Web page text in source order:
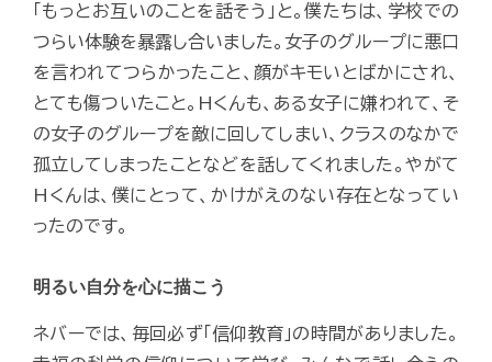
「もっとお互いのことを話そう」と。僕たちは、学校での
つらい体験を暴露し合いました。女子のグループに悪口
を言われてつらかったこと、顔がキモいとばかにされ、
とても傷ついたこと。Hくんも、ある女子に嫌われて、そ
の女子のグループを敵に回してしまい、クラスのなかで
孤立してしまったことなどを話してくれました。やがて
Hくんは、僕にとって、かけがえのない存在となってい
ったのです。
明るい自分を心に描こう
ネバーでは、毎回必ず「信仰教育」の時間がありました。